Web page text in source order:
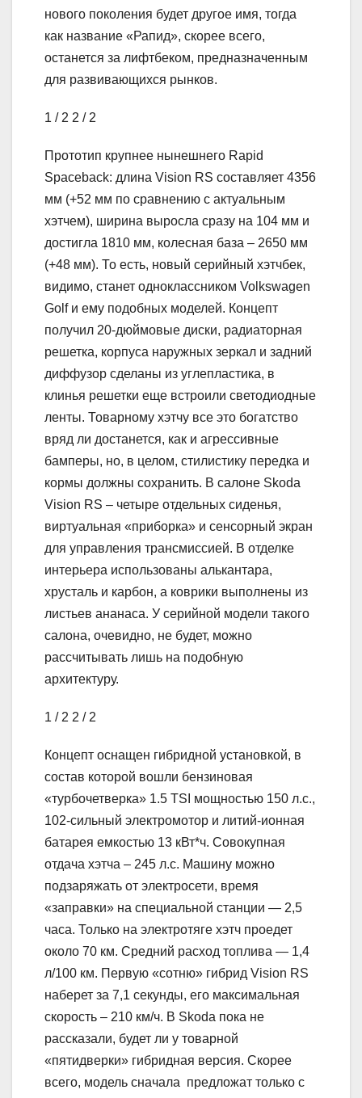
нового поколения будет другое имя, тогда
как название «Рапид», скорее всего,
останется за лифтбеком, предназначенным
для развивающихся рынков.
1 / 2 2 / 2
Прототип крупнее нынешнего Rapid
Spaceback: длина Vision RS составляет 4356
мм (+52 мм по сравнению с актуальным
хэтчем), ширина выросла сразу на 104 мм и
достигла 1810 мм, колесная база – 2650 мм
(+48 мм). То есть, новый серийный хэтчбек,
видимо, станет одноклассником Volkswagen
Golf и ему подобных моделей. Концепт
получил 20-дюймовые диски, радиаторная
решетка, корпуса наружных зеркал и задний
диффузор сделаны из углепластика, в
клинья решетки еще встроили светодиодные
ленты. Товарному хэтчу все это богатство
вряд ли достанется, как и агрессивные
бамперы, но, в целом, стилистику передка и
кормы должны сохранить. В салоне Skoda
Vision RS – четыре отдельных сиденья,
виртуальная «приборка» и сенсорный экран
для управления трансмиссией. В отделке
интерьера использованы алькантара,
хрусталь и карбон, а коврики выполнены из
листьев ананаса. У серийной модели такого
салона, очевидно, не будет, можно
рассчитывать лишь на подобную
архитектуру.
1 / 2 2 / 2
Концепт оснащен гибридной установкой, в
состав которой вошли бензиновая
«турбочетверка» 1.5 TSI мощностью 150 л.с.,
102-сильный электромотор и литий-ионная
батарея емкостью 13 кВт*ч. Совокупная
отдача хэтча – 245 л.с. Машину можно
подзаряжать от электросети, время
«заправки» на специальной станции — 2,5
часа. Только на электротяге хэтч проедет
около 70 км. Средний расход топлива — 1,4
л/100 км. Первую «сотню» гибрид Vision RS
наберет за 7,1 секунды, его максимальная
скорость – 210 км/ч. В Skoda пока не
рассказали, будет ли у товарной
«пятидверки» гибридная версия. Скорее
всего, модель сначала предложат только с